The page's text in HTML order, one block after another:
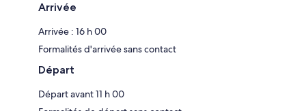
Arrivée
Arrivée : 16 h 00
Formalités d'arrivée sans contact
Départ
Départ avant 11 h 00